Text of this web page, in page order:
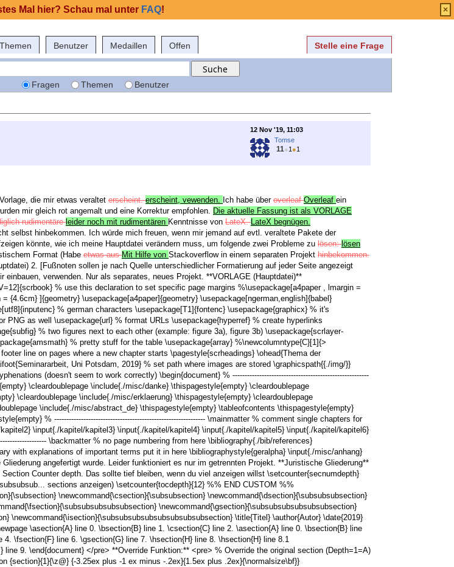
Themen Benutzer Medaillen Offen Stelle eine Frage
Fragen Themen Benutzer
12 Nov '19, 11:03
Tomse
11●1 ●1
die mir etwas veraltet erscheint.erscheint, vewenden. Ich habe über overleafOverleaf ein
mir gleich rot angemalt und eine Korrektur empfohlen. Die aktuelle Fassung ist als VORLAGE
rudimentäreleider noch mit rudimentären Kenntnisse von LateX.LateX begnügen.
selbst hinbekommen. Ich würde mich freuen, wenn mir jemand auf evtl. veraltete Pakete der
könnte, wie ich meine Hauptdatei verändern muss, um folgende zwei Probleme zu lösen: lösen
Format (Habe etwas ausMit Hilfe von Stackoverflow in einem separaten Projekt hinbekommen.
2. [Fußnoten sollen je nach Quelle unterschiedlicher Formatierung auf jeder Seite angezeigt
verwenden. Nur als separates, neues Projekt. **VORLAGE (Hauptdatei)**
% use this declaration to set specific page margins %\usepackage[a4paper , lmargin =
{4.6cm} ]{geometry} \usepackage[a4paper]{geometry} \usepackage[ngerman,english]{babel}
% german characters \usepackage[T1]{fontenc} \usepackage{graphicx} % it's
PNG as well \usepackage{url} % format URLs \usepackage{hyperref} % create hyperlinks
% two figures next to each other (example: figure 3a), figure 3b) \usepackage{scrlayer-
% pretty stuff for the table \usepackage{array} %\newcolumntype{C}[1]{>
line on pages where a new chapter starts \pagestyle{scrheadings} \ohead{Thema der
Uni Potsdam, 2019} % set path where images are stored \graphicspath{{./img/}}
(doesn't seem to work correctly) \begin{document} % --------------------------------------------------------
\cleardoublepage \include{./misc/danke} \thispagestyle{empty} \cleardoublepage
\cleardoublepage \include{./misc/erklaerung} \thispagestyle{empty} \cleardoublepage
\include{./misc/abstract_de} \thispagestyle{empty} \tableofcontents \thispagestyle{empty}
% -------------------------------------------------------------- \mainmatter % comment single chapters for
\input{./kapitel/kapitel3} \input{./kapitel/kapitel4} \input{./kapitel/kapitel5} \input{./kapitel/kapitel6}
\backmatter % no page numbering from here \bibliography{./bib/references}
with explanations of important terms put it in here \bibliographystyle{geralpha} \input{./misc/anhang}
angefertigt wurde. Leider funktioniert es nur im getrennten Projekt. **Juristische Gliederung**
Counter depth. Das sollte tief bleiben, wenn du viel anzeigen willst \setcounter{secnumdepth}
sections anzeigen) \setcounter{tocdepth}{12} %% END CUSTOM %%
\newcommand{\csection}{\subsubsection} \newcommand{\dsection}{\subsubsubsection}
\newcommand{\gsection}{\subsubsubsubsubsubsection}
\newcommand{\isection}{\subsubsubsubsubsubsubsubsection} \title{Titel} \author{Autor} \date{2019}
\asection{A} line 0. \bsection{B} line 1. \csection{C} line 2. \asection{A} line 0. \bsection{B} line
\fsection{F} line 6. \gsection{G} line 7. \hsection{H} line 8. \hsection{H} line 8.1
9. \end{document} </pre> **Override Funktion:** <pre> % Override the original section (Depth=1=A)
{section}{1}{\z@} {-3.25ex plus -1 ex minus -.2ex}{1.5ex plus .2ex}{\normalsize\bf}}
Mal hier? Schau mal unter FAQ! ×